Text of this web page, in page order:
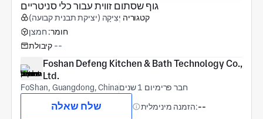
גוף שסתום זווית עבור כלי סניטריים
קטגוריה יְצִיקָה (יציקת תבנית קבועה)
חומר: חמצן
קיבולת --
Foshan Defeng Kitchen & Bath Technology Co.,
Ltd.
FoShan, Guangdong, China חבר פרימיום 1 שנים
שלח שאלה הזמנה מינימלית:--